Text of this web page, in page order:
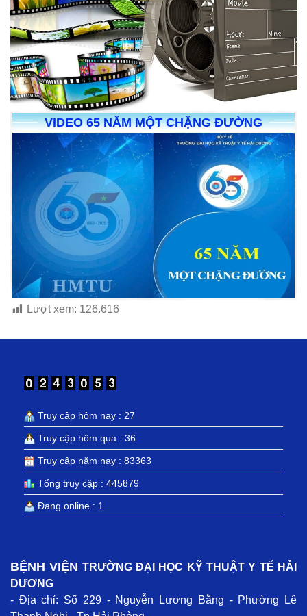
VIDEO 65 NĂM MỘT CHẶNG ĐƯỜNG
Lượt xem: 126.616
Truy cập hôm nay : 27
Truy cập hôm qua : 36
Truy cập năm nay : 83363
Tổng truy cập : 445879
Đang online : 1
BỆNH VIỆN TRƯỜNG ĐẠI HỌC KỸ THUẬT Y TẾ HẢI
DƯƠNG
- Địa chỉ: Số 229 - Nguyễn Lương Bằng - Phường Lê